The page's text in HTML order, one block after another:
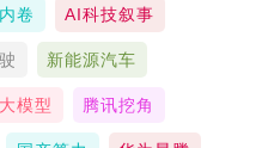
卷 AI科技叙事
新能源汽车
大模型 腾讯挖角